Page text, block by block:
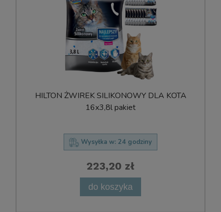
HILTON ŻWIREK SILIKONOWY DLA KOTA
16x3,8l pakiet
Wysyłka w: 24 godziny
223,20 zł
do koszyka